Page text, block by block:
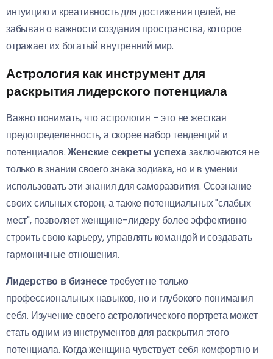
интуицию и креативность для достижения целей, не
забывая о важности создания пространства, которое
отражает их богатый внутренний мир.
Астрология как инструмент для
раскрытия лидерского потенциала
Важно понимать, что астрология – это не жесткая
предопределенность, а скорее набор тенденций и
потенциалов.Женские секреты успехазаключаются не
только в знании своего знака зодиака, но и в умении
использовать эти знания для саморазвития. Осознание
своих сильных сторон, а также потенциальных "слабых
мест", позволяет женщине-лидеру более эффективно
строить свою карьеру, управлять командой и создавать
гармоничные отношения.
Лидерство в бизнесетребует не только
профессиональных навыков, но и глубокого понимания
себя. Изучение своего астрологического портрета может
стать одним из инструментов для раскрытия этого
потенциала. Когда женщина чувствует себя комфортно и